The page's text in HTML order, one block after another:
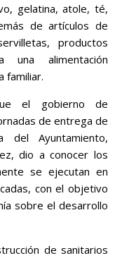
gelatina, atole, té,
de artículos de
productos
una alimentación
familiar.
el gobierno de
de entrega de
del Ayuntamiento,
dio a conocer los
se ejecutan en
con el objetivo
sobre el desarrollo
de sanitarios